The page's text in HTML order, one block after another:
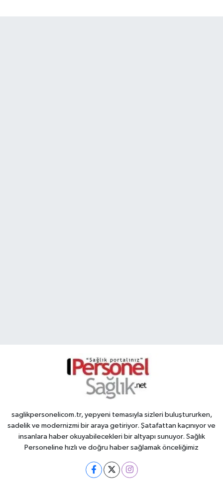
saglikpersonelicom.tr, yepyeni temasıyla sizleri buluştururken,
sadelik ve modernizmi bir araya getiriyor. Şatafattan kaçınıyor ve
insanlara haber okuyabilecekleri bir altyapı sunuyor. Sağlık
Personeline hızlı ve doğru haber sağlamak önceliğimiz